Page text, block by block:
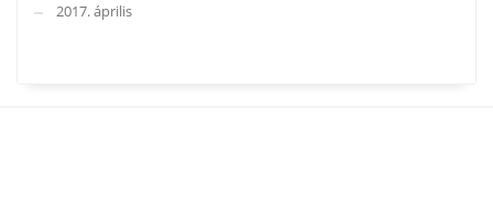
2017. április